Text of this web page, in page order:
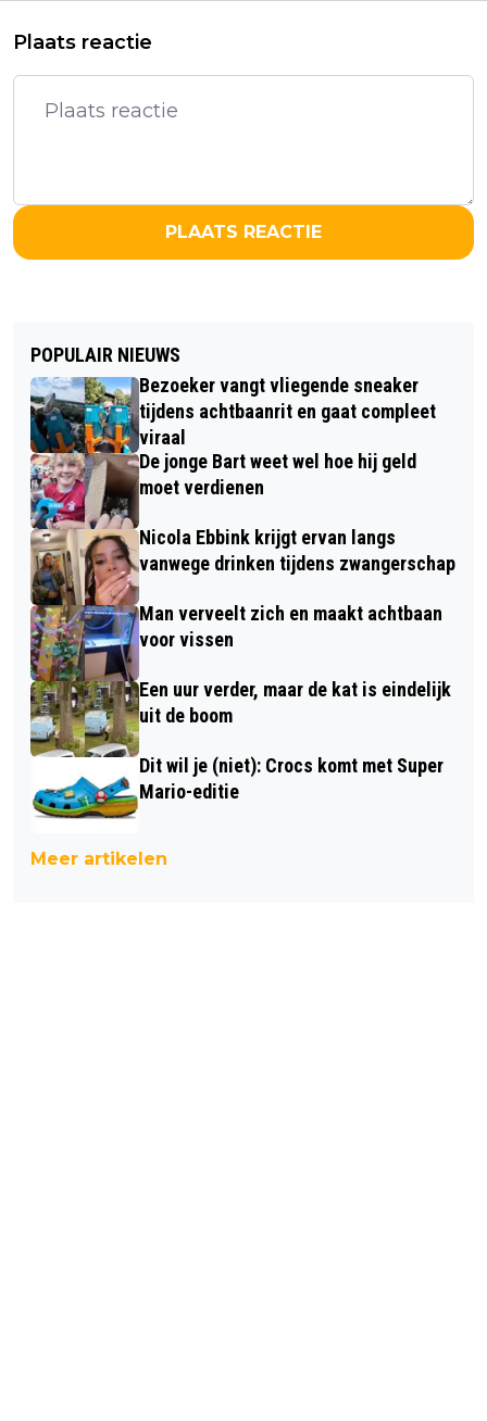
Plaats reactie
PLAATS REACTIE
POPULAIR NIEUWS
Bezoeker vangt vliegende sneaker
tijdens achtbaanrit en gaat compleet
viraal
De jonge Bart weet wel hoe hij geld
moet verdienen
Nicola Ebbink krijgt ervan langs
vanwege drinken tijdens zwangerschap
Man verveelt zich en maakt achtbaan
voor vissen
Een uur verder, maar de kat is eindelijk
uit de boom
Dit wil je (niet): Crocs komt met Super
Mario-editie
Meer artikelen